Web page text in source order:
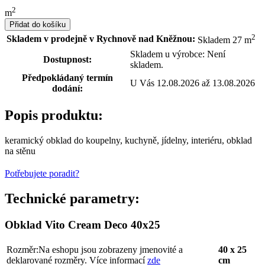
m2
Přidat do košíku
Skladem v prodejně v Rychnově nad Kněžnou: Skladem 27 m2
Dostupnost:
Skladem u výrobce: Není
skladem.
Předpokládaný termín
dodání:
U Vás 12.08.2026 až 13.08.2026
Popis produktu:
keramický obklad do koupelny, kuchyně, jídelny, interiéru, obklad
na stěnu
Potřebujete poradit?
Technické parametry:
Obklad Vito Cream Deco 40x25
Rozměr:Na eshopu jsou zobrazeny jmenovité a
deklarované rozměry. Více informacízde
40 x 25
cm